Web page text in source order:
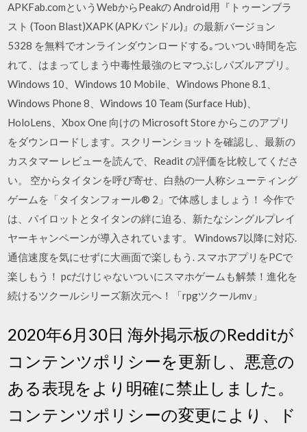
APKFab.comというWebからPeakの Android用『トゥーンブラ
スト (Toon Blast)XAPK (APKバンドル)』の最新バージョン
5328 を無料でオンラインダウンロードする｡ついつい時間を忘
れて、はまってしまう中毒性最強のヒマつぶしパズルアプリ。
Windows 10、Windows 10 Mobile、Windows Phone 8.1、
Windows Phone 8、Windows 10 Team (Surface Hub)、
HoloLens、Xbox One 向けの Microsoft Store からこのアプリ
をダウンロードします。スクリーンショットを確認し、最新の
カスタマー レビューを読んで、Readit の評価を比較してくださ
い。 空からタイタンを呼び寄せ、白熱の一人称シューティング
ゲームを「タイタンフォール® 2」で体感しましょう！ 今作で
は、パイロットとタイタンの絆に迫る、新たなシングルプレイ
ヤーキャンペーンが導入されています。 Windows7以降に対応.
通信速度を気にせずに大画面で楽しもう. スマホアプリをPCで
楽しもう！ pcだけじゃないついにスマホゲームも解禁！進化を
続けるツクールシリーズ新次元へ！「rpgツクールmv」
2020年6月30日 海外掲示板のRedditが
コンテンツポリシーを更新し、悪意の
ある表現をより明確に禁止しました。
コンテンツポリシーの変更により、ド